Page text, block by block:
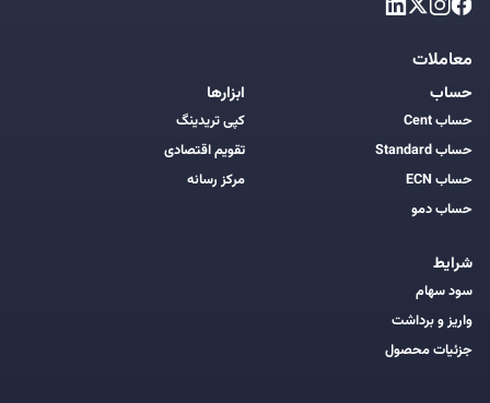
معاملات
حساب
حساب Cent
حساب Standard
حساب ECN
حساب دمو
شرایط
سود سهام
واریز و برداشت
جزئیات محصول
ابزارها
کپی تریدینگ
تقویم اقتصادی
مرکز رسانه